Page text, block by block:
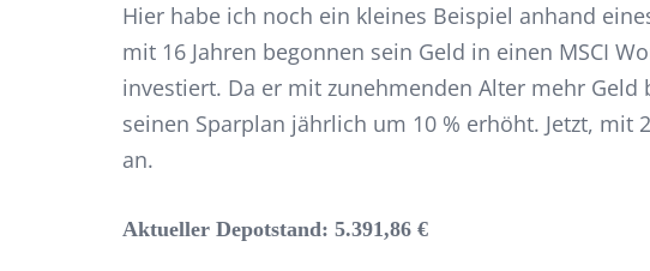
Hier habe ich noch ein kleines Beispiel anhand
mit 16 Jahren begonnen sein Geld in einen MSCI
investiert. Da er mit zunehmenden Alter mehr
seinen Sparplan jährlich um 10 % erhöht. Jetzt, mit
an.
Aktueller Depotstand: 5.391,86 €